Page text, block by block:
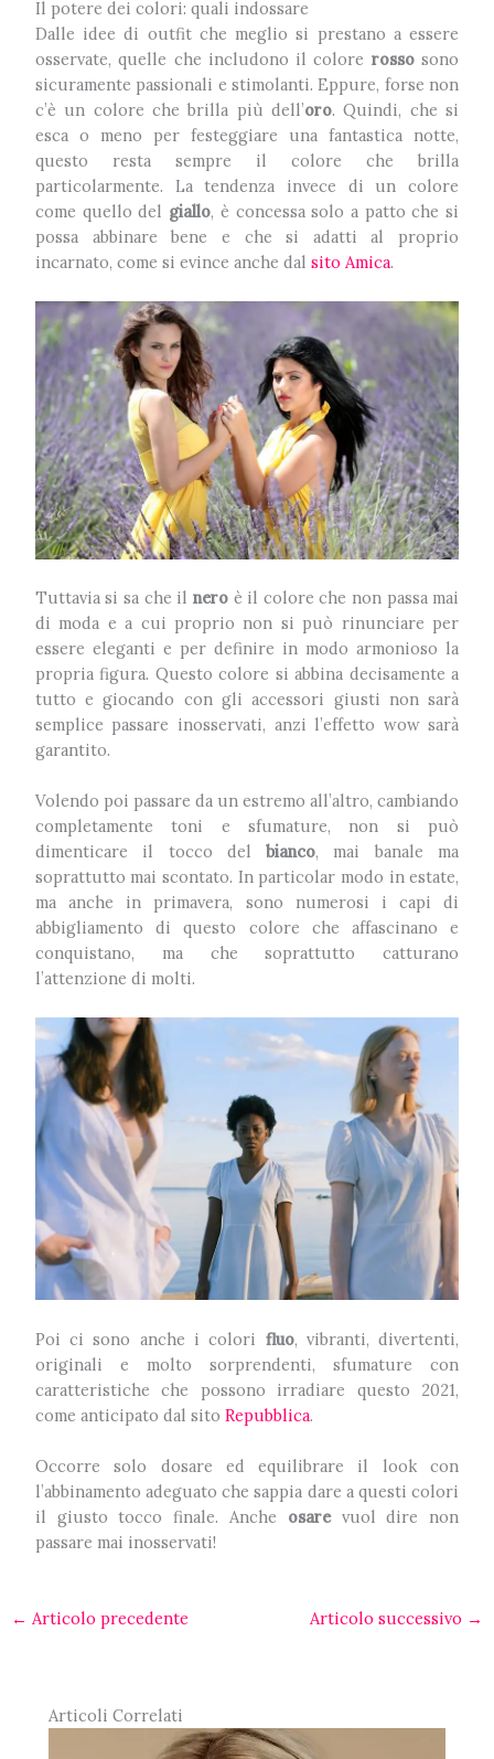
Il potere dei colori: quali indossare
Dalle idee di outfit che meglio si prestano a essere
osservate, quelle che includono il colore rossosono
sicuramente passionali e stimolanti. Eppure, forse non
c’è un colore che brilla più dell’oro. Quindi, che si
esca o meno per festeggiare una fantastica notte,
questo resta sempre il colore che brilla
particolarmente. La tendenza invece di un colore
come quello del giallo, è concessa solo a patto che si
possa abbinare bene e che si adatti al proprio
incarnato, come si evince anche dal sito Amica.
Tuttavia si sa che il neroè il colore che non passa mai
di moda e a cui proprio non si può rinunciare per
essere eleganti e per definire in modo armonioso la
propria figura. Questo colore si abbina decisamente a
tutto e giocando con gli accessori giusti non sarà
semplice passare inosservati, anzi l’effetto wow sarà
garantito.
Volendo poi passare da un estremo all’altro, cambiando
completamente toni e sfumature, non si può
dimenticare il tocco delbianco, mai banale ma
soprattutto mai scontato. In particolar modo in estate,
ma anche in primavera, sono numerosi i capi di
abbigliamento di questo colore che affascinano e
conquistano, ma che soprattutto catturano
l’attenzione di molti.
Poi ci sono anche i colori fluo, vibranti, divertenti,
originali e molto sorprendenti, sfumature con
caratteristiche che possono irradiare questo 2021,
come anticipato dal sito Repubblica.
Occorre solo dosare ed equilibrare il look con
l’abbinamento adeguato che sappia dare a questi colori
il giusto tocco finale. Anche osarevuol dire non
passare mai inosservati!
← Articolo precedente Articolo successivo →
Articoli Correlati